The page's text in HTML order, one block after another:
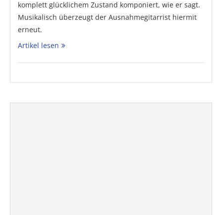
komplett glücklichem Zustand komponiert, wie er sagt.
Musikalisch überzeugt der Ausnahmegitarrist hiermit
erneut.
Artikel lesen